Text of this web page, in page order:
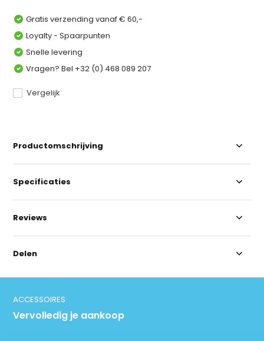
Gratis verzending vanaf € 60,-
Loyalty - Spaarpunten
Snelle levering
Vragen? Bel +32 (0) 468 089 207
Vergelijk
Productomschrijving
Specificaties
Reviews
Delen
ACCESSOIRES
Vervolledig je aankoop